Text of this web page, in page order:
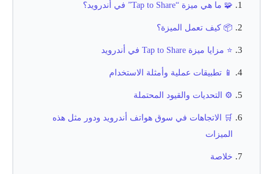
🧩 ما هي ميزة “Tap to Share” في أندرويد؟
📦 كيف تعمل الميزة؟
⭐ مزايا ميزة Tap to Share في أندرويد
📱 تطبيقات عملية وأمثلة الاستخدام
⚙️ التحديات والقيود المحتملة
🛒 الاتجاهات في سوق هواتف أندرويد ودور مثل هذه
الميزات
خلاصة